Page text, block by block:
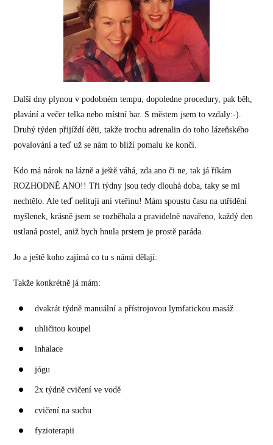
Další dny plynou v podobném tempu, dopoledne procedury, pak běh,
plavání a večer telka nebo místní bar. S městem jsem to vzdaly:-).
Druhý týden přijíždí děti, takže trochu adrenalin do toho lázeňského
povalování a teď už se nám to blíží pomalu ke končí.
Kdo má nárok na lázně a ještě váhá, zda ano či ne, tak já říkám
ROZHODNĚ ANO!! Tři týdny jsou tedy dlouhá doba, taky se mi
nechtělo. Ale teď nelituji ani vteřinu! Mám spoustu času na utřídění
myšlenek, krásně jsem se rozběhala a pravidelně navařeno, každý den
ustlaná postel, aniž bych hnula prstem je prostě paráda.
Jo a ještě koho zajímá co tu s námi dělají:
Takže konkrétně já mám:
dvakrát týdně manuální a přístrojovou lymfatickou masáž
uhličitou koupel
inhalace
jógu
2x týdně cvičení ve vodě
cvičení na suchu
fyzioterapii